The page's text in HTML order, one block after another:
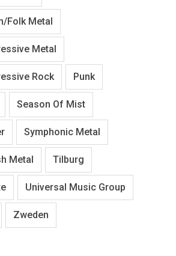
Folk Metal
Metal
Rock Punk
Season Of Mist
Symphonic Metal
Metal Tilburg
Universal Music Group
Zweden